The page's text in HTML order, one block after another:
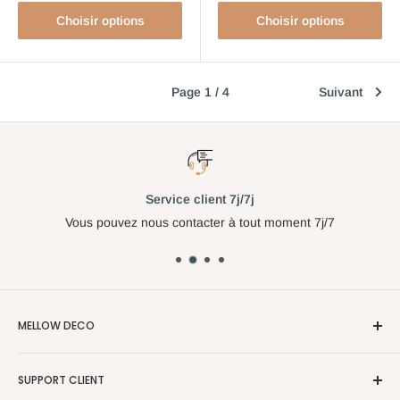
Choisir options Choisir options
Page 1 / 4 Suivant
Service client 7j/7j
Vous pouvez nous contacter à tout moment 7j/7
MELLOW DECO
khaldia, rue 5, Casablanca
SUPPORT CLIENT